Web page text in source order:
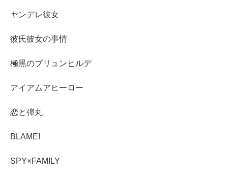
ヤンデレ彼女
彼氏彼女の事情
極黒のブリュンヒルデ
アイアムアヒーロー
恋と弾丸
BLAME!
SPY×FAMILY